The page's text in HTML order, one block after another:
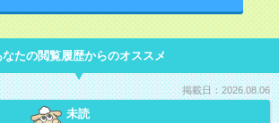
なたの閲覧履歴からのオススメ
掲載日：2026.08.06
未読